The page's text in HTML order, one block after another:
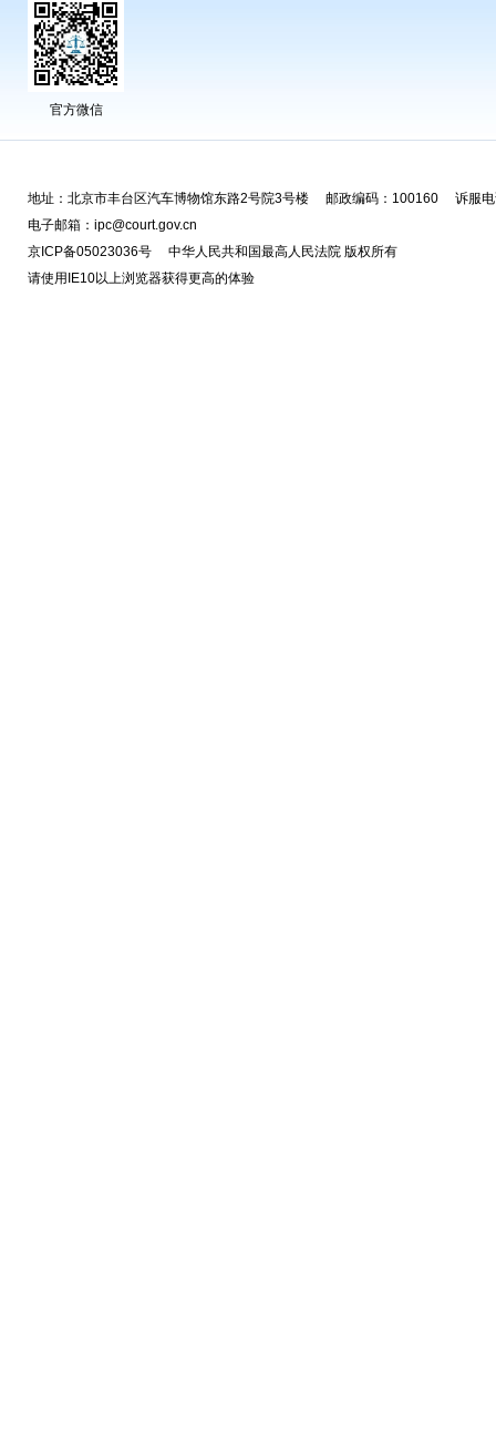
官方微信
地址：北京市丰台区汽车博物馆东路2号院3号楼 邮政编码：100160 诉服
电子邮箱：ipc@court.gov.cn
京ICP备05023036号 中华人民共和国最高人民法院 版权所有
请使用IE10以上浏览器获得更高的体验